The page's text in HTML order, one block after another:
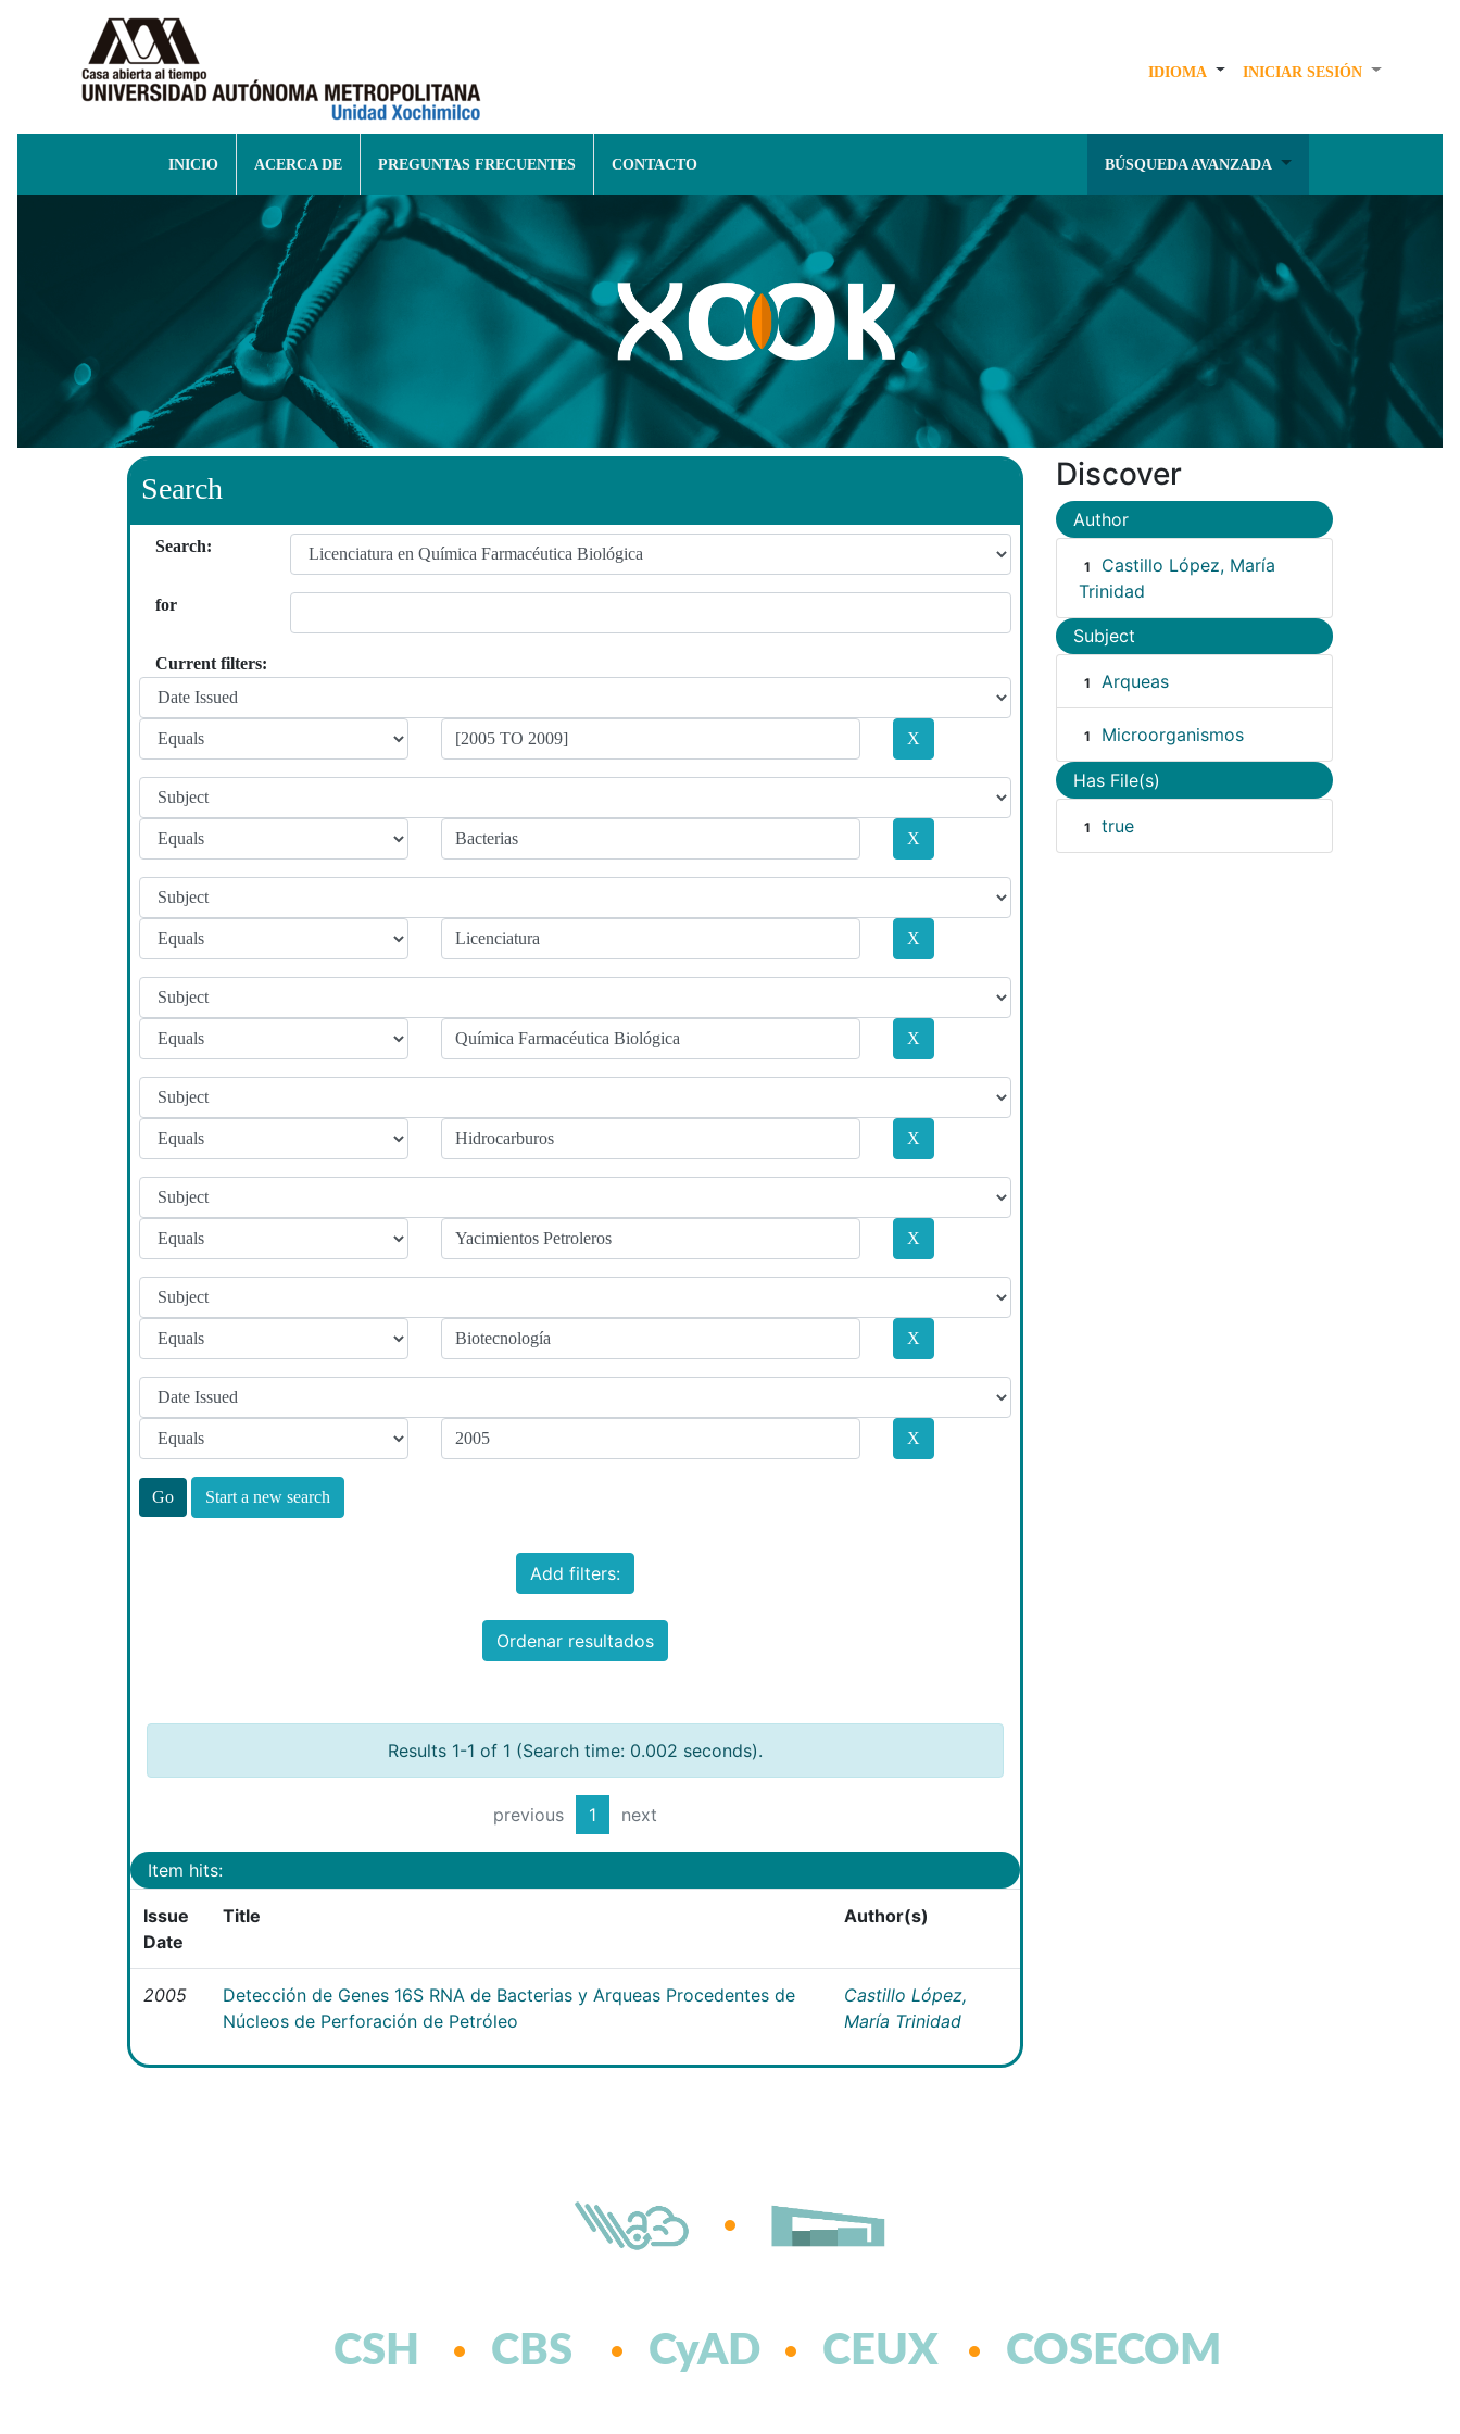
IDIOMA INICIAR SESIÓN
INICIO ACERCA DE PREGUNTAS FRECUENTES CONTACTO BÚSQUEDA AVANZADA
Search
Search:
for
Current filters:
Start a new search
Add filters:
Ordenar resultados
Results 1-1 of 1 (Search time: 0.002 seconds).
previous 1 next
Item hits:
Issue
Date
Title Author(s)
2005
Detección de Genes 16S RNA de Bacterias y Arqueas Procedentes de
Núcleos de Perforación de Petróleo
Castillo López,
María Trinidad
Discover
Author
1
Castillo López, María
Trinidad
Subject
1 Arqueas
1 Microorganismos
Has File(s)
1 true
CSH CBS CyAD CEUX COSECOM